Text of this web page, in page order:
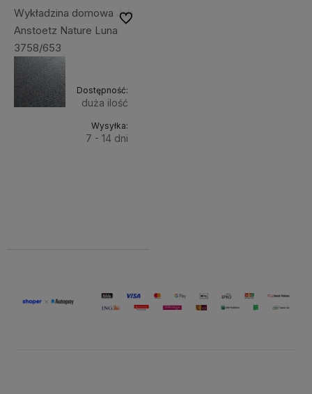
Wykładzina domowa Jab
Anstoetz Nature Luna
3758/653
Dostępność:
duża ilość
Wysyłka:
7 - 14 dni
Do ulubionych